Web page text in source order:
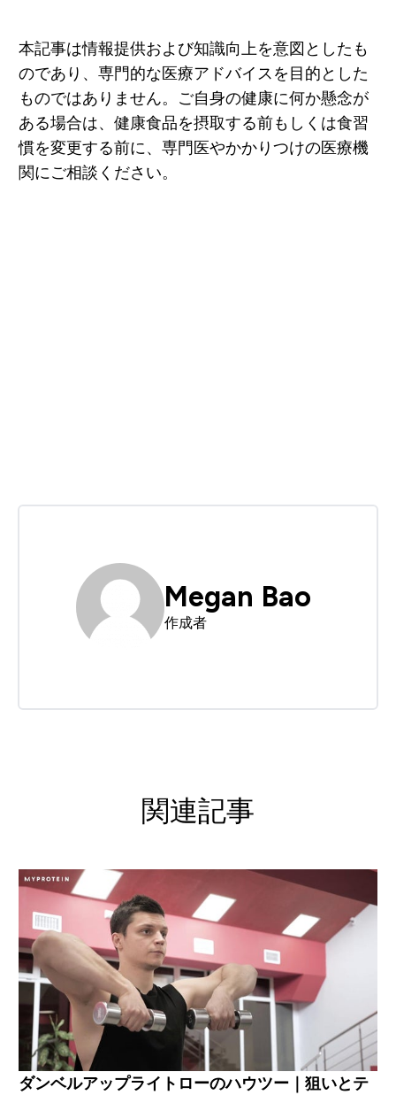
本記事は情報提供および知識向上を意図としたも
のであり、専門的な医療アドバイスを目的とした
ものではありません。ご自身の健康に何か懸念が
ある場合は、健康食品を摂取する前もしくは食習
慣を変更する前に、専門医やかかりつけの医療機
関にご相談ください。
Megan Bao
作成者
関連記事
ダンベルアップライトローのハウツー｜狙いとテ